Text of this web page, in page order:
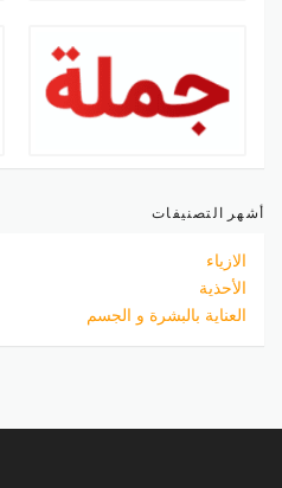
أشهر التصنيفات
الازياء
الأحذية
العناية بالبشرة و الجسم